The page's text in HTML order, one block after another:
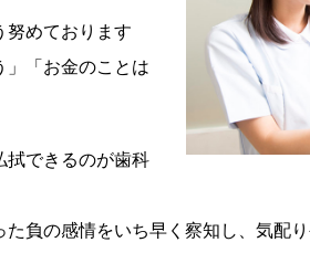
努めております
」「お金のことは
拭できるのが歯科
負の感情をいち早く察知し、気配